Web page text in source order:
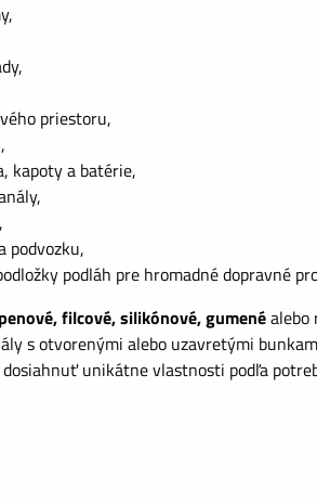
priestoru,
kapoty a batérie,
podvozku,
podláh pre hromadné dopravné
penové, filcové, silikónové, gumenéalebo
s otvorenými alebo uzavretými
unikátne vlastnosti podľa